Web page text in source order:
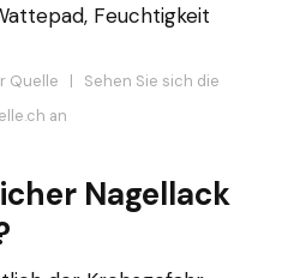
Feuchtigkeit
Quelle | Sehen Sie sich die
an
Nagellack